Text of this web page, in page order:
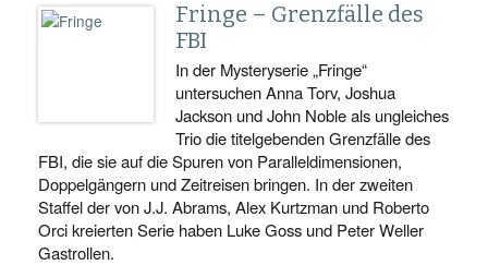
Fringe – Grenzfälle des
FBI
In der Mysteryserie „Fringe“
untersuchen Anna Torv, Joshua
Jackson und John Noble als ungleiches
Trio die titelgebenden Grenzfälle des
FBI, die sie auf die Spuren von Paralleldimensionen,
Doppelgängern und Zeitreisen bringen. In der zweiten
Staffel der von J.J. Abrams, Alex Kurtzman und Roberto
Orci kreierten Serie haben Luke Goss und Peter Weller
Gastrollen.